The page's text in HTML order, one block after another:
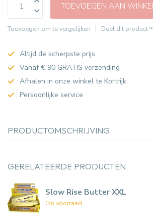
TOEVOEGEN AAN
Toevoegen om te vergelijken Deel dit product
Altijd de scherpste prijs
Vanaf € 90 GRATIS verzending
Afhalen in onze winkel te Kortrijk
Persoonlijke service
PRODUCTOMSCHRIJVING
GERELATEERDE PRODUCTEN
Slow Rise Butter XXL
Op voorraad